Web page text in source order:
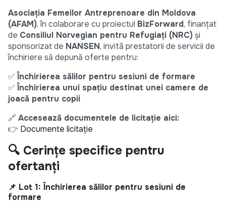
Asociația Femeilor Antreprenoare din Moldova
(AFAM), în colaborare cu proiectul BizForward, finanțat
de Consiliul Norvegian pentru Refugiați (NRC) și
sponsorizat de NANSEN, invită prestatorii de servicii de
închiriere să depună oferte pentru:
✅ Închirierea sălilor pentru sesiuni de formare
✅ Închirierea unui spațiu destinat unei camere de
joacă pentru copii
🔗 Accesează documentele de licitație aici:
👉 Documente licitație
🔍 Cerințe specifice pentru
ofertanți
📌 Lot 1: Închirierea sălilor pentru sesiuni de
formare